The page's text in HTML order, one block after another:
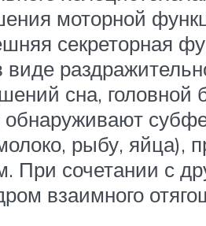
моторной
секреторная
виде
сна,
рыбу, яйца),
При сочетании с
взаимного